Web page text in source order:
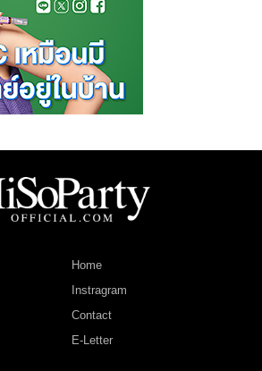
Home
Instragram
Contact
E-Letter